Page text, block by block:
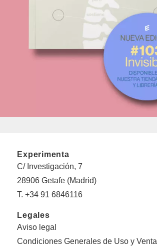
Experimenta
C/ Investigación, 7
28906 Getafe (Madrid)
T. +34 91 6846116
Legales
Aviso legal
Condiciones Generales de Uso y Venta